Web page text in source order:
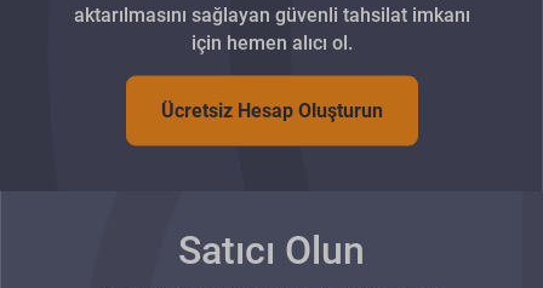
aktarılmasını sağlayan güvenli tahsilat imkanı
için hemen alıcı ol.
Ücretsiz Hesap Oluşturun
Satıcı Olun